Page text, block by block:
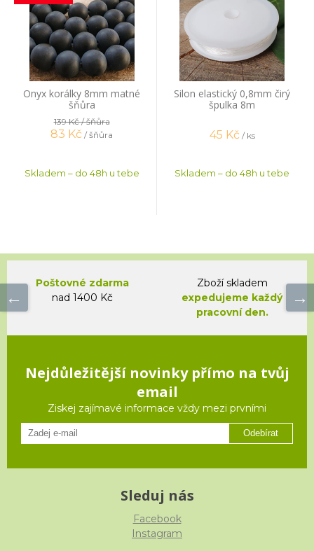
Onyx korálky 8mm matné
šňůra
139 Kč/ šňůra
83 Kč / šňůra
Skladem – do 48h u tebe
Silon elastický 0,8mm čirý
špulka 8m
45 Kč / ks
Skladem – do 48h u tebe
Poštovné zdarma
nad 1400 Kč
Zboží skladem
expedujeme každý
pracovní den.
Nejdůležitější novinky přímo na tvůj
email
Ziskej zajímavé informace vždy mezi prvními
Odebírat
Sleduj nás
Facebook
Instagram